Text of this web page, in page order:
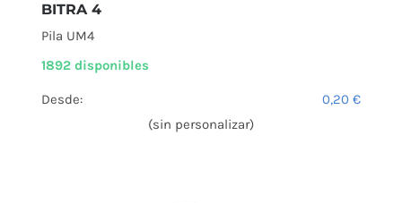
BITRA 4
Pila UM4
1892 disponibles
Desde: 0,20 €
(sin personalizar)